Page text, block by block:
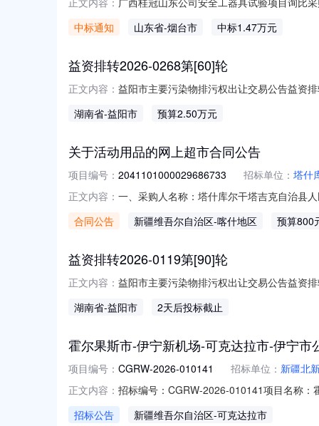
式：广西桂冠电力股份有限公司山东分公
中标通知 山东省-烟台市 中标1.47万元
益资排转2026-0268第[60]轮
正文内容： 益阳市主要污染物排污权出让交易公告益资
牌时间污染物种类数量(吨)起始价(元/吨)竞
湖南省-益阳市 预算2.50万元
关于活动用品的网上超市合同公告
项目编号： 2041101000029686733 招标单位： 塔什
正文内容： 一、采购人名称：塔什库尔干塔吉克自治县
河9598-A文具HB高端黑木铅笔10只装黄河
合同公告 新疆维吾尔自治区-喀什地区 预算800
益资排转2026-0119第[90]轮
正文内容： 益阳市主要污染物排污权出让交易公告益资
牌时间污染物种类数量(吨)起始价(元/吨)竞
湖南省-益阳市 2天后投标截止
霍尔果斯市-伊宁新机场-可克达拉市-伊宁
项目编号： CGRW-2026-010141 招标单位： 新疆北
正文内容： 招标编号：CGRW-2026-010141项目名称
招标公告 新疆维吾尔自治区-可克达拉市